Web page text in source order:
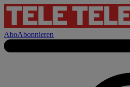
AboAbonnieren